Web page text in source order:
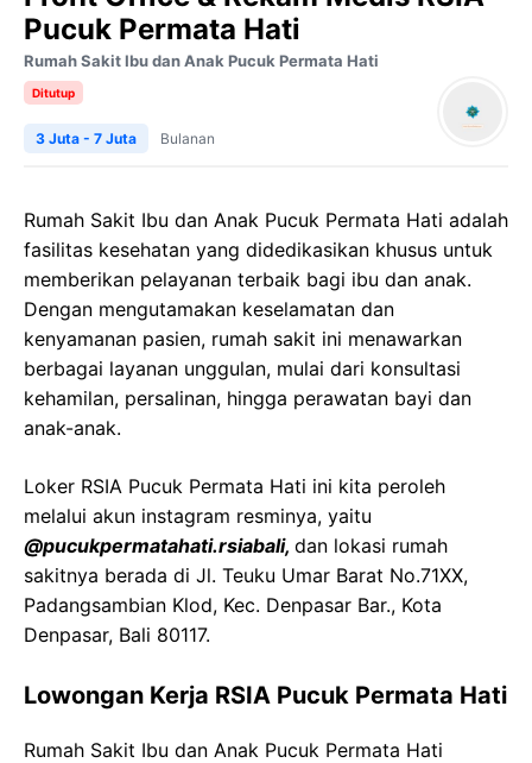
Pucuk Permata Hati
Rumah Sakit Ibu dan Anak Pucuk Permata Hati
Ditutup
3 Juta - 7 Juta Bulanan
Rumah Sakit Ibu dan Anak Pucuk Permata Hati adalah
fasilitas kesehatan yang didedikasikan khusus untuk
memberikan pelayanan terbaik bagi ibu dan anak.
Dengan mengutamakan keselamatan dan
kenyamanan pasien, rumah sakit ini menawarkan
berbagai layanan unggulan, mulai dari konsultasi
kehamilan, persalinan, hingga perawatan bayi dan
anak-anak.
Loker RSIA Pucuk Permata Hati ini kita peroleh
melalui akun instagram resminya, yaitu
@pucukpermatahati.rsiabali, dan lokasi rumah
sakitnya berada di Jl. Teuku Umar Barat No.71XX,
Padangsambian Klod, Kec. Denpasar Bar., Kota
Denpasar, Bali 80117.
Lowongan Kerja RSIA Pucuk Permata Hati
Rumah Sakit Ibu dan Anak Pucuk Permata Hati